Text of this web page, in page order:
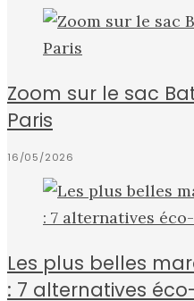
Zoom sur le sac
Paris
16/05/2026
Les plus belles
: 7 alternatives